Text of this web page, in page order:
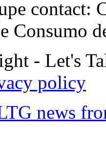
contact:
Consumo
- Let's
policy
news